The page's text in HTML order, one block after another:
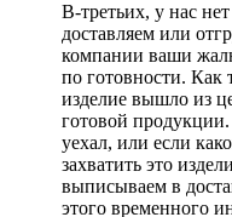
В-третьих, у нас
доставляем или
компании ваши
по готовности. Как
изделие вышло из
готовой
уехал, или если
захватить это
выписываем в
этого временного